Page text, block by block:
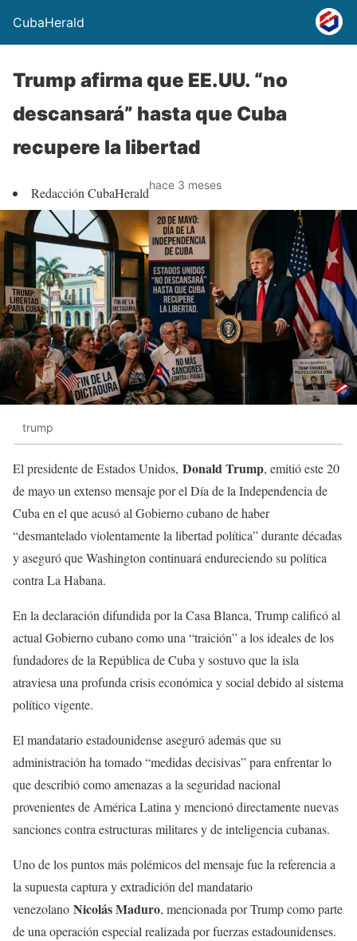
CubaHerald
Trump afirma que EE.UU. “no
descansará” hasta que Cuba
recupere la libertad
Redacción CubaHeraldhace 3 meses
trump
El presidente de Estados Unidos, Donald Trump, emitió este 20
de mayo un extenso mensaje por el Día de la Independencia de
Cuba en el que acusó al Gobierno cubano de haber
“desmantelado violentamente la libertad política” durante décadas
y aseguró que Washington continuará endureciendo su política
contra La Habana.
En la declaración difundida por la Casa Blanca, Trump calificó al
actual Gobierno cubano como una “traición” a los ideales de los
fundadores de la República de Cuba y sostuvo que la isla
atraviesa una profunda crisis económica y social debido al sistema
político vigente.
El mandatario estadounidense aseguró además que su
administración ha tomado “medidas decisivas” para enfrentar lo
que describió como amenazas a la seguridad nacional
provenientes de América Latina y mencionó directamente nuevas
sanciones contra estructuras militares y de inteligencia cubanas.
Uno de los puntos más polémicos del mensaje fue la referencia a
la supuesta captura y extradición del mandatario
venezolano Nicolás Maduro, mencionada por Trump como parte
de una operación especial realizada por fuerzas estadounidenses.